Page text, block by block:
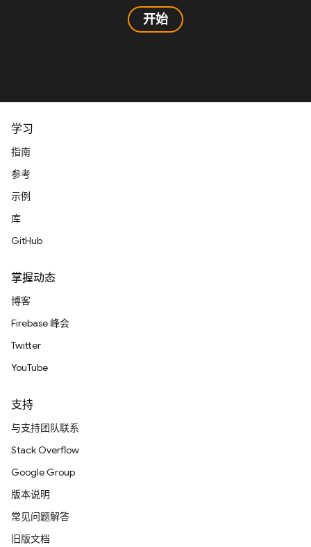
开始
学习
指南
参考
示例
库
GitHub
掌握动态
博客
Firebase 峰会
Twitter
YouTube
支持
与支持团队联系
Stack Overflow
Google Group
版本说明
常见问题解答
旧版文档